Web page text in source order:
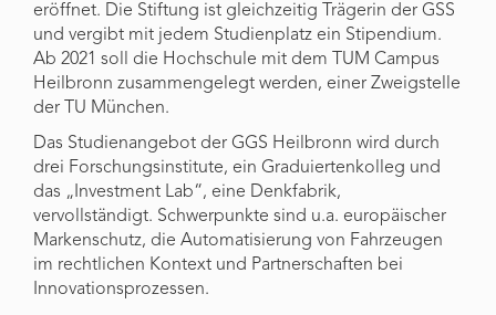
eröffnet. Die Stiftung ist gleichzeitig Trägerin der GSS
und vergibt mit jedem Studienplatz ein Stipendium.
Ab 2021 soll die Hochschule mit dem TUM Campus
Heilbronn zusammengelegt werden, einer Zweigstelle
der TU München.
Das Studienangebot der GGS Heilbronn wird durch
drei Forschungsinstitute, ein Graduiertenkolleg und
das „Investment Lab“, eine Denkfabrik,
vervollständigt. Schwerpunkte sind u.a. europäischer
Markenschutz, die Automatisierung von Fahrzeugen
im rechtlichen Kontext und Partnerschaften bei
Innovationsprozessen.